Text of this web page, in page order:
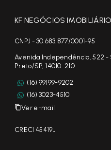
KF NEGÓCIOS
CNPJ - 30.683.877/0001-95
Avenida Independência, 522 -
Preto/SP, 14010-210
(16) 99199-9202
(16) 3023-4510
Ver e-mail
CRECI 45419J